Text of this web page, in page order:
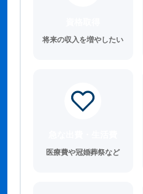
将来の収入を増やしたい
医療費や冠婚葬祭など